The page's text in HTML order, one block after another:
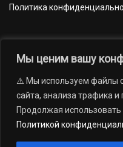
Мы ценим вашу
⚠️ Мы используем файлы
сайта, анализа трафика и
Продолжая
Политикой
Политика
Новости Наши
АРХИВ
16+
газеты «Миасский рабочий»;
«Издательский дом